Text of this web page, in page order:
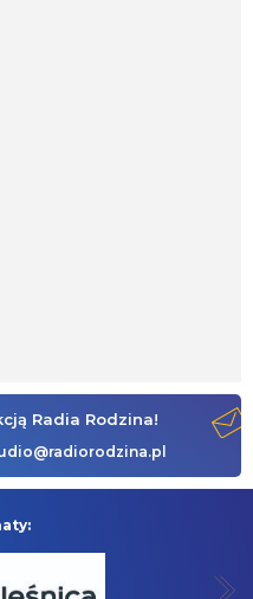
Radia Rodzina!